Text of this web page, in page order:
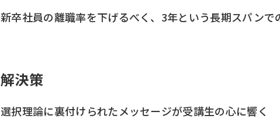
新卒社員の離職率を下げるべく、3年という長期スパンで
解決策
選択理論に裏付けられたメッセージが受講生の心に響く